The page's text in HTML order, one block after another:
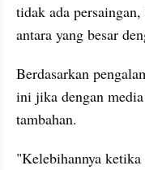
tidak ada
antara yang besar
Berdasarkan
ini jika dengan
tambahan.
"Kelebihannya